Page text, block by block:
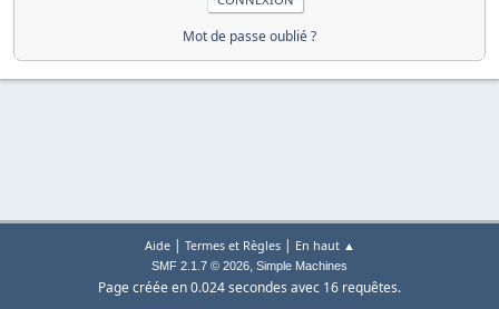
Mot de passe oublié ?
Aide| Termes et Règles| En haut ▲
SMF 2.1.7 © 2026, Simple Machines
Page créée en 0.024 secondes avec 16 requêtes.